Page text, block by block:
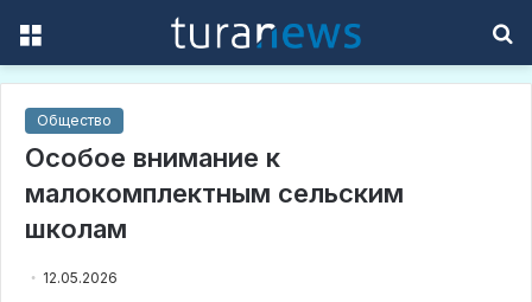
Общество
Особое внимание к
малокомплектным сельским
школам
12.05.2026